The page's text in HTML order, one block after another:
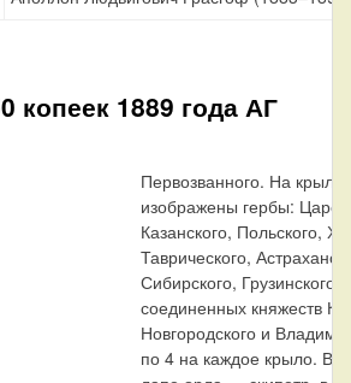
копеек 1889 года АГ
Первозванного. На
изображены гербы:
Казанского, Польского,
Таврического,
Сибирского, Грузинского
соединенных княжеств
Новгородского и
по 4 на каждое крыло. В